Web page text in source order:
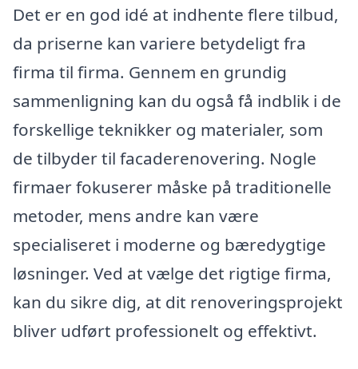
Det er en god idé at indhente flere tilbud,
da priserne kan variere betydeligt fra
firma til firma. Gennem en grundig
sammenligning kan du også få indblik i de
forskellige teknikker og materialer, som
de tilbyder til facaderenovering. Nogle
firmaer fokuserer måske på traditionelle
metoder, mens andre kan være
specialiseret i moderne og bæredygtige
løsninger. Ved at vælge det rigtige firma,
kan du sikre dig, at dit renoveringsprojekt
bliver udført professionelt og effektivt.